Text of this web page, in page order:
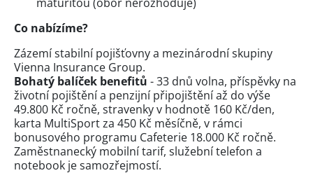
Co nabízíme?
Zázemí stabilní pojišťovny a mezinárodní skupiny
Vienna Insurance Group.
Bohatý balíček benefitů - 33 dnů volna, příspěvky na
životní pojištění a penzijní připojištění až do výše
49.800 Kč ročně, stravenky v hodnotě 160 Kč/den,
karta MultiSport za 450 Kč měsíčně, v rámci
bonusového programu Cafeterie 18.000 Kč ročně.
Zaměstnanecký mobilní tarif, služební telefon a
notebook je samozřejmostí.